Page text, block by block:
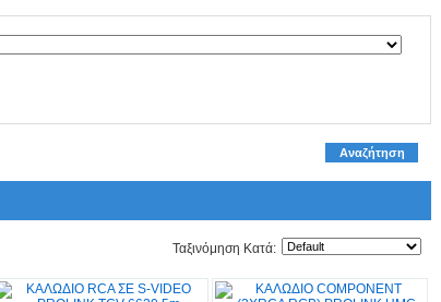
Αναζήτηση
Ταξινόμηση Κατά: